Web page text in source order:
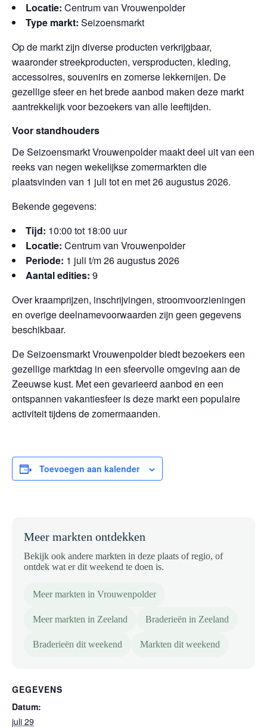
Locatie: Centrum van Vrouwenpolder
Type markt: Seizoensmarkt
Op de markt zijn diverse producten verkrijgbaar,
waaronder streekproducten, versproducten, kleding,
accessoires, souvenirs en zomerse lekkernijen. De
gezellige sfeer en het brede aanbod maken deze markt
aantrekkelijk voor bezoekers van alle leeftijden.
Voor standhouders
De Seizoensmarkt Vrouwenpolder maakt deel uit van een
reeks van negen wekelijkse zomermarkten die
plaatsvinden van 1 juli tot en met 26 augustus 2026.
Bekende gegevens:
Tijd: 10:00 tot 18:00 uur
Locatie: Centrum van Vrouwenpolder
Periode: 1 juli t/m 26 augustus 2026
Aantal edities: 9
Over kraamprijzen, inschrijvingen, stroomvoorzieningen
en overige deelnamevoorwaarden zijn geen gegevens
beschikbaar.
De Seizoensmarkt Vrouwenpolder biedt bezoekers een
gezellige marktdag in een sfeervolle omgeving aan de
Zeeuwse kust. Met een gevarieerd aanbod en een
ontspannen vakantiesfeer is deze markt een populaire
activiteit tijdens de zomermaanden.
Toevoegen aan kalender
Meer markten ontdekken
Bekijk ook andere markten in deze plaats of regio, of
ontdek wat er dit weekend te doen is.
Meer markten in Vrouwenpolder
Meer markten in Zeeland Braderieën in Zeeland
Braderieën dit weekend Markten dit weekend
GEGEVENS
Datum:
juli 29